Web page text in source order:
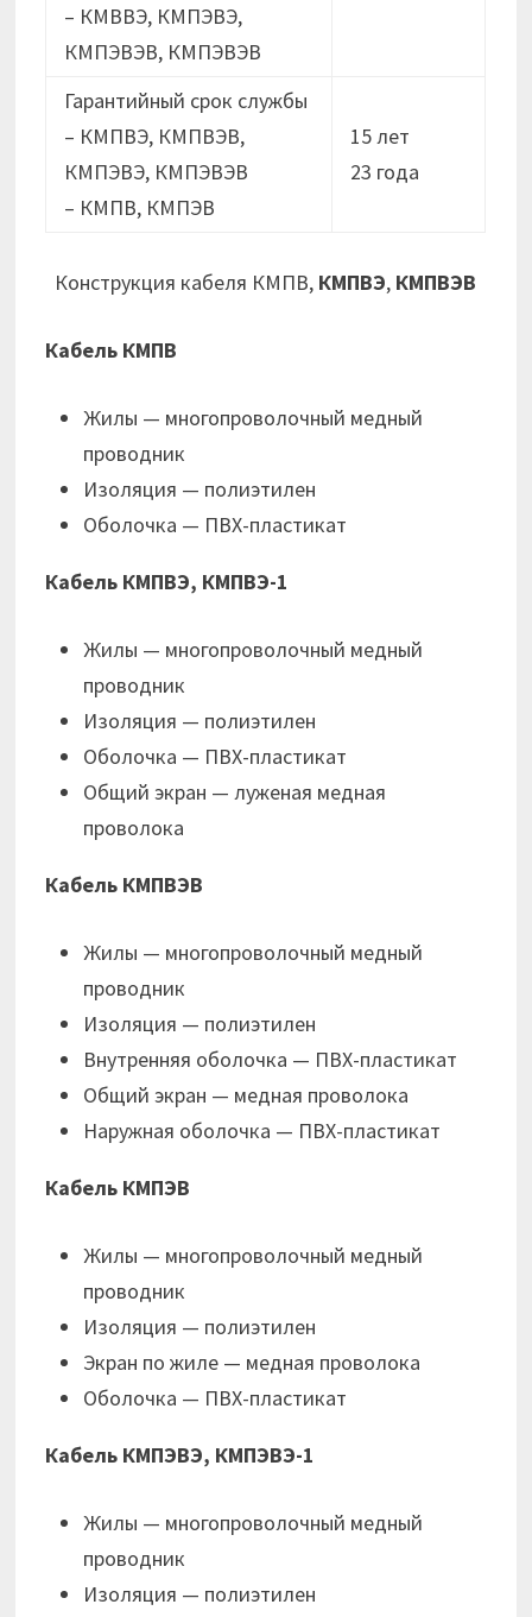
– КМВВЭ, КМПЭВЭ,
КМПЭВЭВ, КМПЭВЭВ
Гарантийный срок службы
– КМПВЭ, КМПВЭВ,
КМПЭВЭ, КМПЭВЭВ
– КМПВ, КМПЭВ
15 лет
23 годa
Конструкция кабеля КМПВ, КМПВЭ, КМПВЭВ
Кабель КМПВ
Жилы — многопроволочный медный
проводник
Изоляция — полиэтилен
Оболочка — ПВХ-пластикат
Кабель КМПВЭ, КМПВЭ-1
Жилы — многопроволочный медный
проводник
Изоляция — полиэтилен
Оболочка — ПВХ-пластикат
Общий экран — луженая медная
проволока
Кабель КМПВЭВ
Жилы — многопроволочный медный
проводник
Изоляция — полиэтилен
Внутренняя оболочка — ПВХ-пластикат
Общий экран — медная проволока
Наружная оболочка — ПВХ-пластикат
Кабель КМПЭВ
Жилы — многопроволочный медный
проводник
Изоляция — полиэтилен
Экран по жиле — медная проволока
Оболочка — ПВХ-пластикат
Кабель КМПЭВЭ, КМПЭВЭ-1
Жилы — многопроволочный медный
проводник
Изоляция — полиэтилен